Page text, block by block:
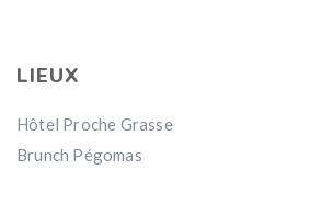
LIEUX
Hôtel Proche Grasse
Brunch Pégomas